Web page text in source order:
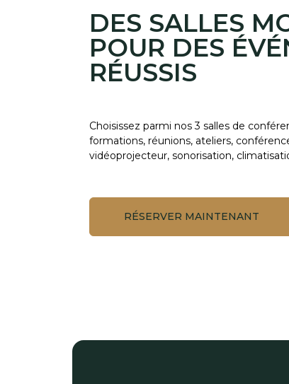
DES SALLES
POUR DES
RÉUSSIS
Choisissez parmi nos 3 salles de
formations, réunions, ateliers,
vidéoprojecteur, sonorisation,
RÉSERVER MAINTENANT